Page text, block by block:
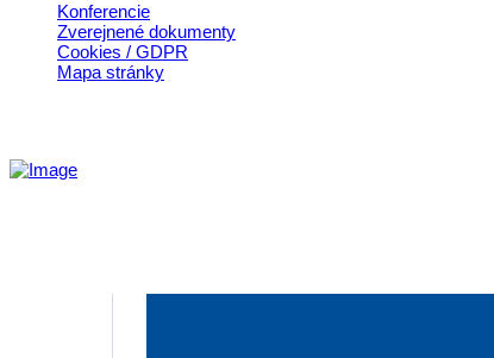
Konferencie
Zverejnené dokumenty
Cookies / GDPR
Mapa stránky